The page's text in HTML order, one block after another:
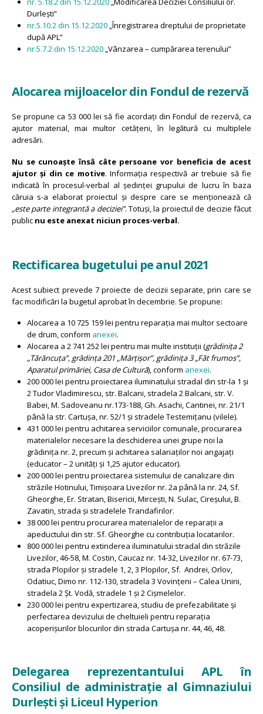
Durlești”
nr.5.10.2 din 15.12.2020 „Înregistrarea dreptului de proprietate
după APL”
nr.5.7.2 din 15.12.2020 „Vânzarea – cumpărarea terenului”
Alocarea mijloacelor din Fondul de rezervă
Se propune ca 53 000 lei să fie acordați din Fondul de rezervă, ca
ajutor material, mai multor cetățeni, în legătură cu multiplele
adresări.
Nu se cunoaște însă câte persoane vor beneficia de acest
ajutor și din ce motive. Informația respectivă ar trebuie să fie
indicată în procesul-verbal al ședinței grupului de lucru în baza
căruia s-a elaborat proiectul și despre care se menționează că
„este parte integrantă a deciziei”. Totuși, la proiectul de decizie făcut
public nu este anexat niciun proces-verbal.
Rectificarea bugetului pe anul 2021
Acest subiect prevede 7 proiecte de decizii separate, prin care se
fac modificări la bugetul aprobat în decembrie. Se propune:
Alocarea a 10 725 159 lei pentru reparația mai multor sectoare
de drum, conform anexei.
Alocarea a 2 741 252 lei pentru mai multe instituții (grădinița 2
„Tărăncuța”, grădința 201 „Mărțișor”, grădinița 3 „Făt frumos”,
Aparatul primăriei, Casa de Cultură), conform anexei.
200 000 lei pentru proiectarea iluminatului stradal din str-la 1 și
2 Tudor Vladimirescu, str. Balcani, stradela 2 Balcani, str. V.
Babei, M. Sadoveanu nr.173-188, Gh. Asachi, Cantinei, nr. 21/1
până la str. Cartușa, nr. 52/1 și stradele Testemițanu (vilele).
431 000 lei pentru achitarea serviciilor comunale, procurarea
materialelor necesare la deschiderea unei grupe noi la
grădinița nr. 2, precum și achitarea salariaților noi angajați
(educator – 2 unități și 1,25 ajutor educator).
200 000 lei pentru proiectarea sistemului de canalizare din
străzile Hotinului, Timișoara Livezilor nr. 2a până la nr. 24, Sf.
Gheorghe, Er. Stratan, Bisericii, Mircești, N. Sulac, Cireșului, B.
Zavatin, strada și stradelele Trandafirilor.
38 000 lei pentru procurarea materialelor de reparații a
apeductului din str. Sf. Gheorghe cu contribuția locatarilor.
800 000 lei pentru extinderea iluminatului stradal din străzile
Livezilor, 46-58, M. Costin, Caucaz nr. 14-32, Livezilor nr. 67-73,
strada Plopilor și stradele 1, 2, 3 Plopilor, Sf. Andrei, Orlov,
Odatiuc, Dimo nr. 112-130, stradela 3 Vovințeni – Calea Unirii,
stradela 2 Șt. Vodă, stradele 1 și 2 Cișmelelor.
230 000 lei pentru expertizarea, studiu de prefezabilitate și
perfectarea devizului de cheltuieli pentru reparația
acoperișurilor blocurilor din strada Cartușa nr. 44, 46, 48.
Delegarea reprezentantului APL în
Consiliul de administrație al Gimnaziului
Durlești și Liceul Hyperion